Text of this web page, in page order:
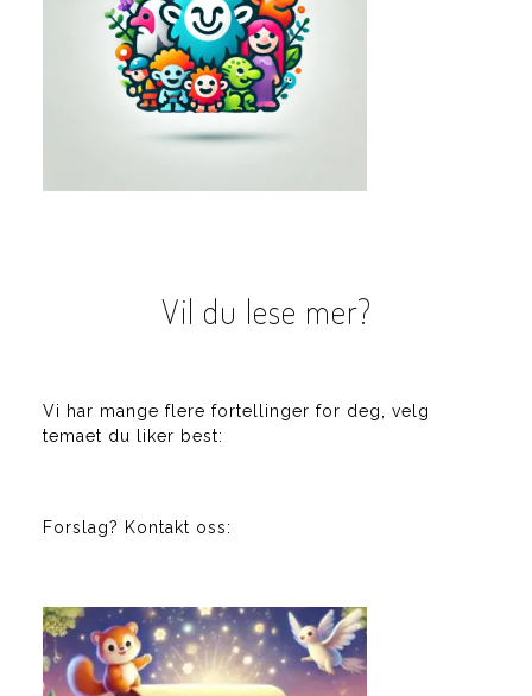
Vil du lese mer?
Vi har mange flere fortellinger for deg, velg
temaet du liker best:
Forslag? Kontakt oss: